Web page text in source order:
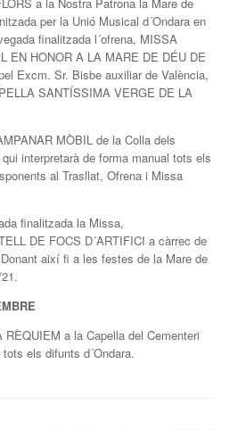
per la Unió Musical d´Ondara en
finalitzada l´ofrena, MISSA
EN HONOR A LA MARE DE DÉU DE
Excm. Sr. Bisbe auxiliar de València,
SANTÍSSIMA VERGE DE LA
MÒBIL de la Colla dels
interpretarà de forma manual tots els
al Trasllat, Ofrena i Missa
finalitzada la Missa,
DE FOCS D´ARTIFICI a càrrec de
Donant així fi a les festes de la Mare de
a la Capella del Cementeri
els difunts d´Ondara.